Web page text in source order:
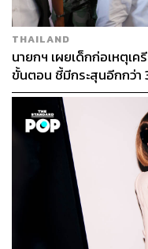
THAILAND
นายกฯ เผยเด็กก่อเหตุเค
ขั้นตอน ชี้มีกระสุนอีกกว่า
สูญเสียเพิ่ม